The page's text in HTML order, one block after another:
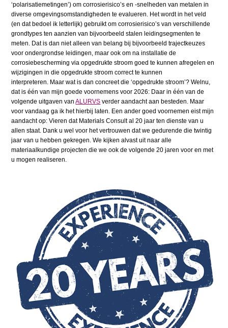
‘polarisatiemetingen’) om corrosierisico’s en -snelheden van metalen in
diverse omgevingsomstandigheden te evalueren. Het wordt in het veld
(en dat bedoel ik letterlijk) gebruikt om corrosierisico’s van verschillende
grondtypes ten aanzien van bijvoorbeeld stalen leidingsegmenten te
meten. Dat is dan niet alleen van belang bij bijvoorbeeld trajectkeuzes
voor ondergrondse leidingen, maar ook om na installatie de
corrosiebescherming via opgedrukte stroom goed te kunnen afregelen en
wijzigingen in die opgedrukte stroom correct te kunnen
interpreteren. Maar wat is dan concreet die ‘opgedrukte stroom’? Welnu,
dat is één van mijn goede voornemens voor 2026: Daar in één van de
volgende uitgaven vanALURVS verder aandacht aan besteden. Maar
voor vandaag ga ik het hierbij laten. Een ander goed voornemen eist mijn
aandacht op: Vieren dat Materials Consult al 20 jaar ten dienste van u
allen staat. Dank u wel voor het vertrouwen dat we gedurende die twintig
jaar van u hebben gekregen. We kijken alvast uit naar alle
materiaalkundige projecten die we ook de volgende 20 jaren voor en met
u mogen realiseren.